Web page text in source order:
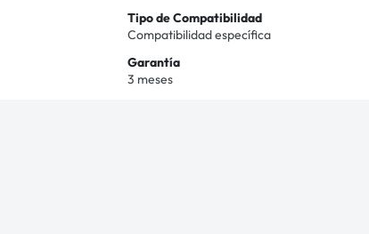
Tipo de Compatibilidad
Compatibilidad específica
Garantía
3 meses